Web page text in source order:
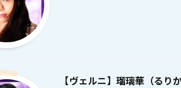
【ヴェルニ】瑠璃華（るり